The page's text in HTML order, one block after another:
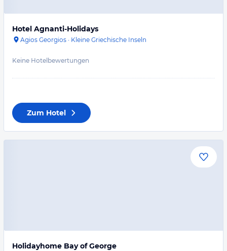
Hotel Agnanti-Holidays
Agios Georgios · Kleine Griechische Inseln
Keine Hotelbewertungen
Zum Hotel
Holidayhome Bay of George